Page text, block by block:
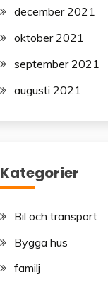
december 2021
oktober 2021
september 2021
augusti 2021
Kategorier
Bil och transport
Bygga hus
familj